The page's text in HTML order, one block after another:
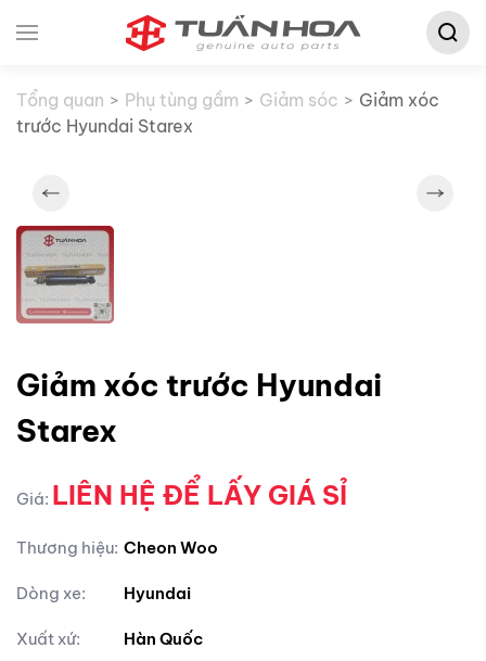
Tìm
Tổng quan
Phụ tùng gầm Giảm sóc
Giảm xóc
trước Hyundai Starex
Giảm xóc trước Hyundai
Starex
Giá: LIÊN HỆ ĐỂ LẤY GIÁ SỈ
Thương hiệu: Cheon Woo
Dòng xe: Hyundai
Xuất xứ: Hàn Quốc